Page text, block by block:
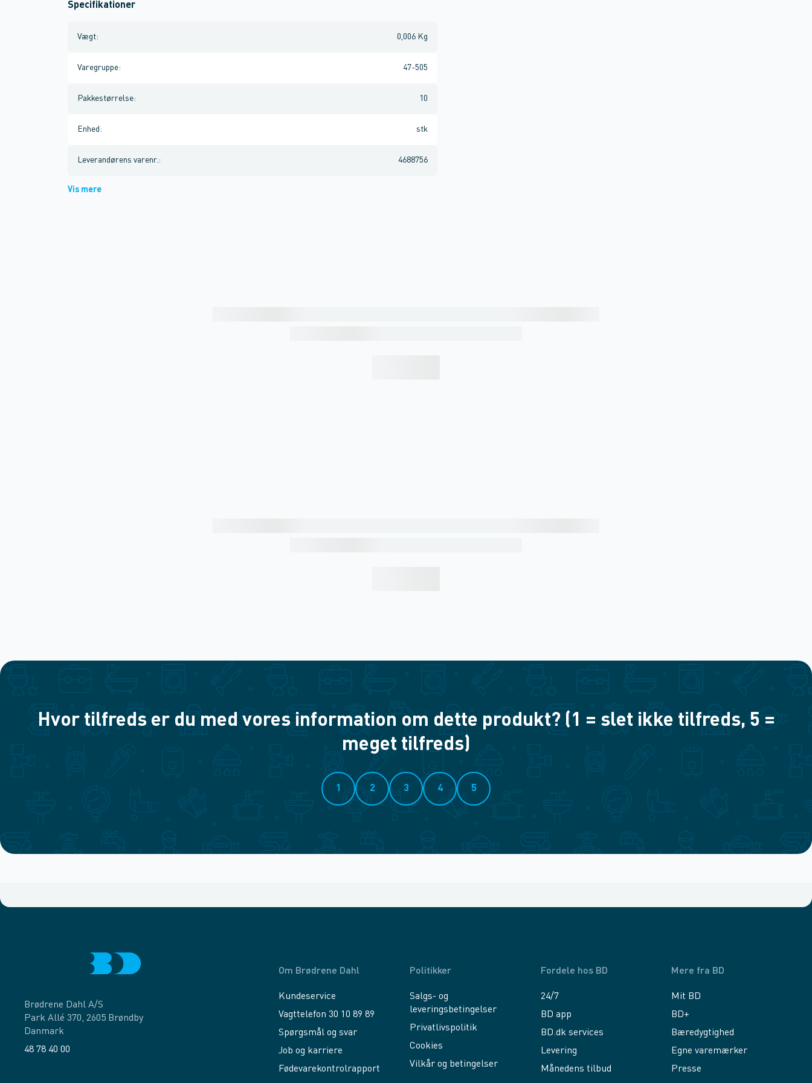
Specifikationer
Vægt: 0,006 Kg
Varegruppe: 47-505
Pakkestørrelse: 10
Enhed : stk
Leverandørens varenr. : 4688756
Vis mere
Hvor tilfreds er du med vores information om dette produkt? (1 = slet ikke tilfreds, 5 =
meget tilfreds)
1 2 3 4 5
Brødrene Dahl A/S
Park Allé 370, 2605 Brøndby
Danmark
48 78 40 00
Om Brødrene Dahl
Kundeservice
Vagttelefon 30 10 89 89
Spørgsmål og svar
Job og karriere
Fødevarekontrolrapport
Politikker
Salgs- og
leveringsbetingelser
Privatlivspolitik
Cookies
Vilkår og betingelser
Fordele hos BD
24/7
BD app
BD.dk services
Levering
Månedens tilbud
Mere fra BD
Mit BD
BD+
Bæredygtighed
Egne varemærker
Presse